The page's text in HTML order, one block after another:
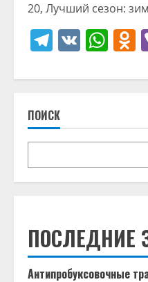
20, Лучший сезон:
VK
ПОИСК
ПОСЛЕДНИЕ
Антипробуксовочные